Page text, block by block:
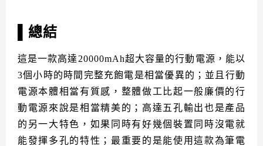
▌總結
這是一款高達20000mAh超大容量的行動電源，能以
3個小時的時間完整充飽電是相當優異的；並且行動
電源本體相當有質感，整體做工比起一般廉價的行
動電源來說是相當精美的；高達五孔輸出也是產品
的另一大特色，如果同時有好幾個裝置同時沒電就
能發揮多孔的特性；最重要的是能使用這款為筆電